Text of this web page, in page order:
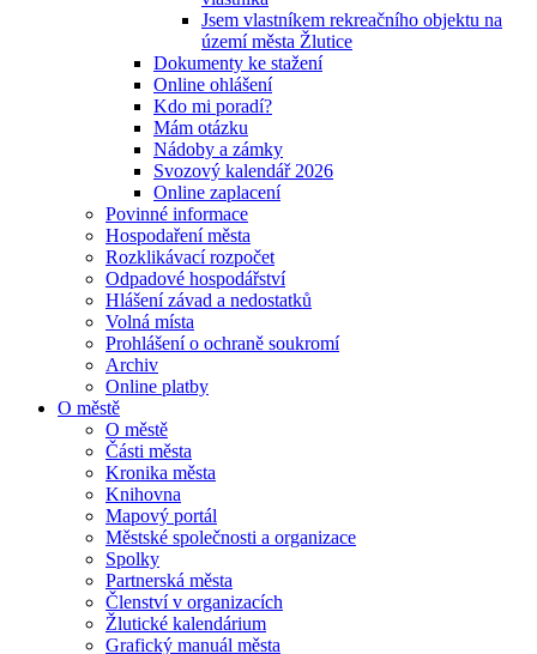
Jsem vlastníkem rekreačního objektu na
území města Žlutice
Dokumenty ke stažení
Online ohlášení
Kdo mi poradí?
Mám otázku
Nádoby a zámky
Svozový kalendář 2026
Online zaplacení
Povinné informace
Hospodaření města
Rozklikávací rozpočet
Odpadové hospodářství
Hlášení závad a nedostatků
Volná místa
Prohlášení o ochraně soukromí
Archiv
Online platby
O městě
O městě
Části města
Kronika města
Knihovna
Mapový portál
Městské společnosti a organizace
Spolky
Partnerská města
Členství v organizacích
Žlutické kalendárium
Grafický manuál města